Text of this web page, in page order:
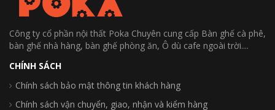
Công ty cổ phần nội thất Poka Chuyên cung cấp Bàn ghế cà phê,
bàn ghế nhà hàng, bàn ghế phòng ăn, Ô dù cafe ngoài trời....
CHÍNH SÁCH
Chính sách bảo mật thông tin khách hàng
Chính sách vận chuyển, giao, nhận và kiểm hàng